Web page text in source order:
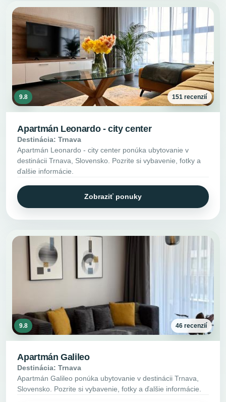
9.8 151 recenzií
Apartmán Leonardo - city center
Destinácia: Trnava
Apartmán Leonardo - city center ponúka ubytovanie v
destinácii Trnava, Slovensko. Pozrite si vybavenie, fotky a
ďalšie informácie.
Zobraziť ponuky
9.8 46 recenzií
Apartmán Galileo
Destinácia: Trnava
Apartmán Galileo ponúka ubytovanie v destinácii Trnava,
Slovensko. Pozrite si vybavenie, fotky a ďalšie informácie.